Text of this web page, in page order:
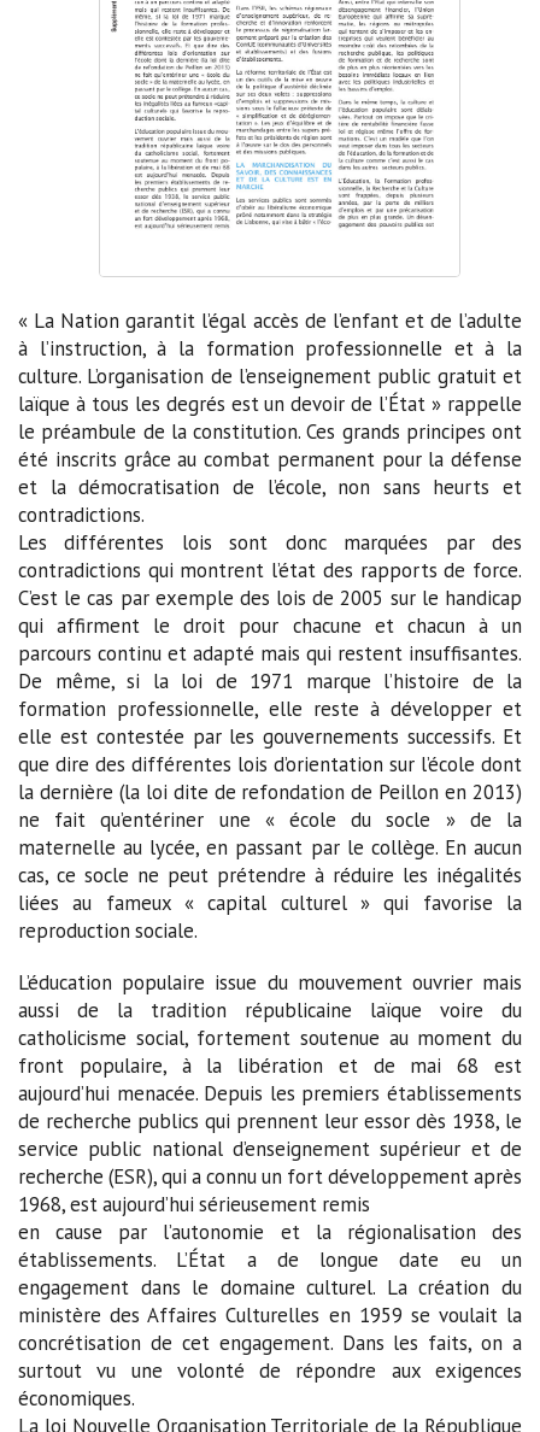
« La Nation garantit l’égal accès de l’enfant et de l’adulte
à l’instruction, à la formation professionnelle et à la
culture. L’organisation de l’enseignement public gratuit et
laïque à tous les degrés est un devoir de l’État » rappelle
le préambule de la constitution. Ces grands principes ont
été inscrits grâce au combat permanent pour la défense
et la démocratisation de l’école, non sans heurts et
contradictions.
Les différentes lois sont donc marquées par des
contradictions qui montrent l’état des rapports de force.
C’est le cas par exemple des lois de 2005 sur le handicap
qui affirment le droit pour chacune et chacun à un
parcours continu et adapté mais qui restent insuffisantes.
De même, si la loi de 1971 marque l’histoire de la
formation professionnelle, elle reste à développer et
elle est contestée par les gouvernements successifs. Et
que dire des différentes lois d’orientation sur l’école dont
la dernière (la loi dite de refondation de Peillon en 2013)
ne fait qu’entériner une « école du socle » de la
maternelle au lycée, en passant par le collège. En aucun
cas, ce socle ne peut prétendre à réduire les inégalités
liées au fameux « capital culturel » qui favorise la
reproduction sociale.
L’éducation populaire issue du mouvement ouvrier mais
aussi de la tradition républicaine laïque voire du
catholicisme social, fortement soutenue au moment du
front populaire, à la libération et de mai 68 est
aujourd’hui menacée. Depuis les premiers établissements
de recherche publics qui prennent leur essor dès 1938, le
service public national d’enseignement supérieur et de
recherche (ESR), qui a connu un fort développement après
1968, est aujourd’hui sérieusement remis
en cause par l’autonomie et la régionalisation des
établissements. L’État a de longue date eu un
engagement dans le domaine culturel. La création du
ministère des Affaires Culturelles en 1959 se voulait la
concrétisation de cet engagement. Dans les faits, on a
surtout vu une volonté de répondre aux exigences
économiques.
La loi Nouvelle Organisation Territoriale de la République